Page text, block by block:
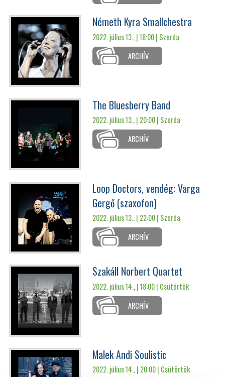
Németh Kyra Smallchestra
2022. július 13., | 18:00 | Szerda
ARCHÍV
The Bluesberry Band
2022. július 13., | 20:00 | Szerda
ARCHÍV
Loop Doctors, vendég: Varga
Gergő (szaxofon)
2022. július 13., | 22:00 | Szerda
ARCHÍV
Szakáll Norbert Quartet
2022. július 14., | 18:00 | Csütörtök
ARCHÍV
Malek Andi Soulistic
2022. július 14., | 20:00 | Csütörtök